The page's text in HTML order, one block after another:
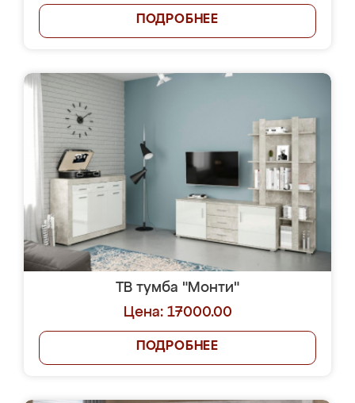
ПОДРОБНЕЕ
ТВ тумба "Монти"
Цена: 17000.00
ПОДРОБНЕЕ